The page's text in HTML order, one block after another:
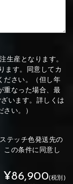
生産となります。
ます。同意してカ
ださい。（但し年
重なった場合、最
います。詳しくは
い。）
テッチ色発送先の
この条件に同意し
¥86,900(税別)